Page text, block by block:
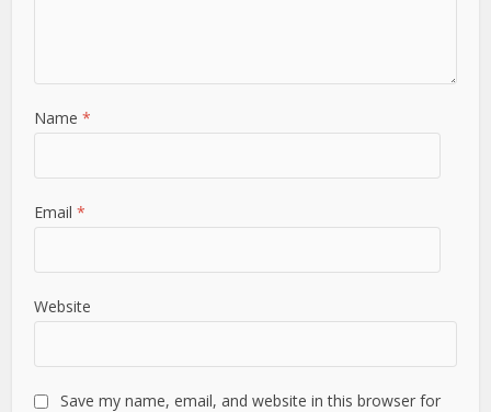
Name*
Email*
Website
Save my name, email, and website in this browser for